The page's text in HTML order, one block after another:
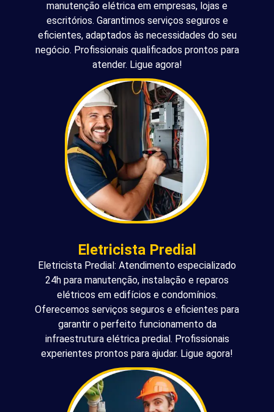
manutenção elétrica em empresas, lojas e
escritórios. Garantimos serviços seguros e
eficientes, adaptados às necessidades do seu
negócio. Profissionais qualificados prontos para
atender. Ligue agora!
Eletricista Predial
Eletricista Predial: Atendimento especializado
24h para manutenção, instalação e reparos
elétricos em edifícios e condomínios.
Oferecemos serviços seguros e eficientes para
garantir o perfeito funcionamento da
infraestrutura elétrica predial. Profissionais
experientes prontos para ajudar. Ligue agora!